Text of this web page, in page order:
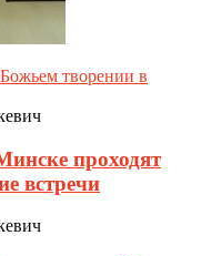
творении в
проходят
встречи